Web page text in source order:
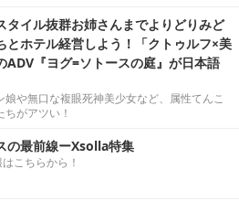
タイル抜群お姉さんまでよりどりみど
とホテル経営しよう！「クトゥルフ×美
ADV『ヨグ=ソトースの庭』が日本語
娘や無口な複眼死神美少女など、属性てんこ
がアツい！
の最前線ーXsolla特集
こちらから！